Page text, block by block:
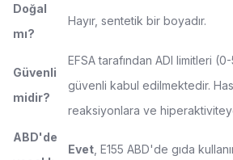
Doğal
mı?
Hayır, sentetik bir boyadır.
Güvenli
midir?
EFSA tarafından ADI limitleri
güvenli kabul edilmektedir.
reaksiyonlara ve
ABD'de
Evet , E155 ABD'de gıda